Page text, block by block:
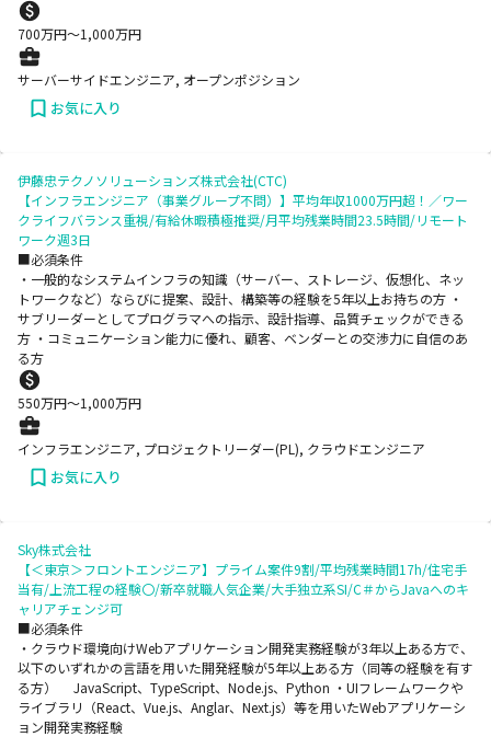
700万円〜1,000万円
サーバーサイドエンジニア, オープンポジション
お気に入り
伊藤忠テクノソリューションズ株式会社(CTC)
【インフラエンジニア（事業グループ不問）】平均年収1000万円超！／ワー
クライフバランス重視/有給休暇積極推奨/月平均残業時間23.5時間/リモート
ワーク週3日
■必須条件
・一般的なシステムインフラの知識（サーバー、ストレージ、仮想化、ネッ
トワークなど）ならびに提案、設計、構築等の経験を5年以上お持ちの方 ・
サブリーダーとしてプログラマへの指示、設計指導、品質チェックができる
方 ・コミュニケーション能力に優れ、顧客、ベンダーとの交渉力に自信のあ
る方
550万円〜1,000万円
インフラエンジニア, プロジェクトリーダー(PL), クラウドエンジニア
お気に入り
Sky株式会社
【＜東京＞フロントエンジニア】プライム案件9割/平均残業時間17h/住宅手
当有/上流工程の経験〇/新卒就職人気企業/大手独立系SI/C＃からJavaへのキ
ャリアチェンジ可
■必須条件
・クラウド環境向けWebアプリケーション開発実務経験が3年以上ある方で、
以下のいずれかの言語を用いた開発経験が5年以上ある方（同等の経験を有す
る方） JavaScript、TypeScript、Node.js、Python ・UIフレームワークや
ライブラリ（React、Vue.js、Anglar、Next.js）等を用いたWebアプリケーシ
ョン開発実務経験